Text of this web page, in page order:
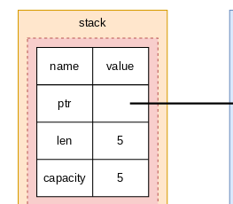
stack
name value
ptr
len 5
capacity 5